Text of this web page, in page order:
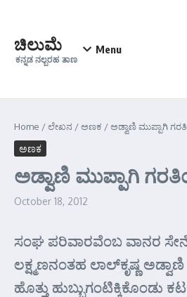
ಚಿಲುಮೆ
ಕನ್ನಡ ನಲ್ಬರಹ ತಾಣ
Menu
Home /ಲೇಖನ /ಅಣಕ /ಅಡ್ವಾಣಿ ಮುಪ್ಪಾಗಿ
ಅಣಕ
ಅಡ್ವಾಣಿ ಮುಪ್ಪಾಗಿ
October 18, 2012
ಸಂಘ ಪರಿವಾರವೆಂಬ ವಾನರ
ಲಕ್ಷ್ಮಣನಂತಹ ಲಾಲ್‌ಕೃಷ್ಣ
ಹೊತ್ತು ಹುಬ್ಬುಗಂಟಿಕ್ಕಿಕೊಂಡು